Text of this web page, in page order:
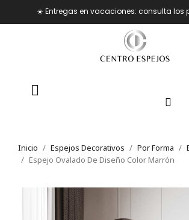
☀️ Entregas en vacaciones: consulta los
Inicio Espejos Decorativos Por Forma
Espejo Ovalado De Diseño Color Marrón